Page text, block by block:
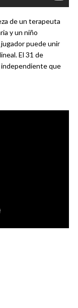
de un terapeuta
y un niño
puede unir
El 31 de
que